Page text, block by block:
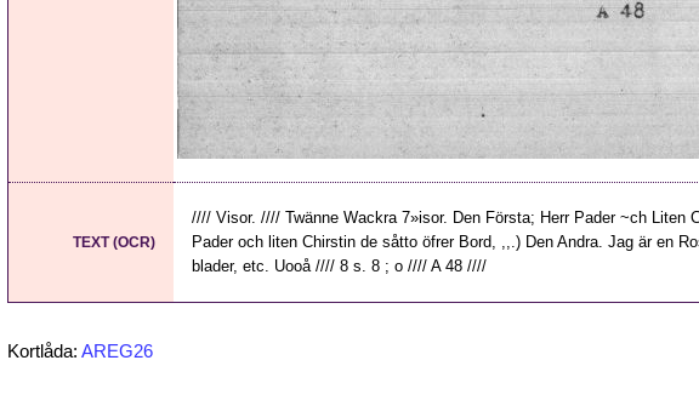
TEXT (OCR)
//// Visor. //// Twänne Wackra 7»isor. Den Första; Herr Pader ~ch Liten
Pader och liten Chirstin de såtto öfrer Bord, ,,.) Den Andra. Jag är en
blader, etc. Uooå //// 8 s. 8 ; o //// A 48 ////
Kortlåda: AREG26